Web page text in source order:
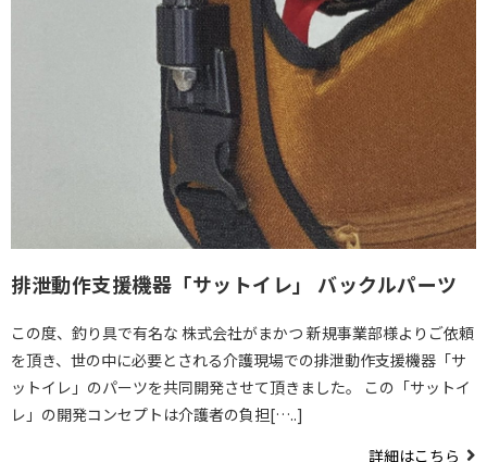
排泄動作支援機器「サットイレ」 バックルパーツ
この度、釣り具で有名な 株式会社がまかつ 新規事業部様よりご依頼
を頂き、世の中に必要とされる介護現場での排泄動作支援機器「サ
ットイレ」のパーツを共同開発させて頂きました。 この「サットイ
レ」の開発コンセプトは介護者の負担[…..]
詳細はこちら